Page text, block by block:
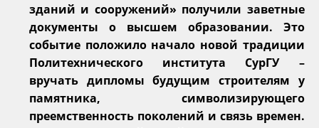
зданий и сооружений» получили заветные
документы о высшем образовании. Это
событие положило начало новой традиции
Политехнического института СурГУ –
вручать дипломы будущим строителям у
памятника, символизирующего
преемственность поколений и связь времен.